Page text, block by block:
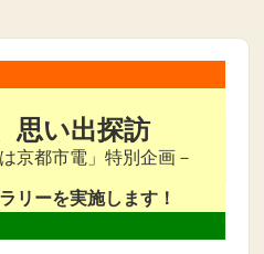
思い出探訪
京都市電」特別企画－
リーを実施します！